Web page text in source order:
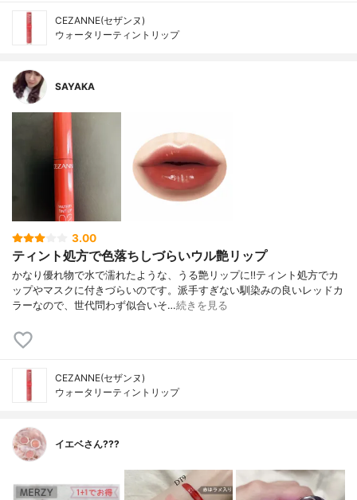
CEZANNE(セザンヌ)
ウォータリーティントリップ
SAYAKA
3.00
ティント処方で色落ちしづらいウル艶リップ
かなり優れ物で水で濡れたような、うる艶リップに‼︎ティント処方でカ
ップやマスクに付きづらいのです。派手すぎない馴染みの良いレッドカ
ラーなので、世代問わず似合いそ…続きを見る
CEZANNE(セザンヌ)
ウォータリーティントリップ
イエベさん???